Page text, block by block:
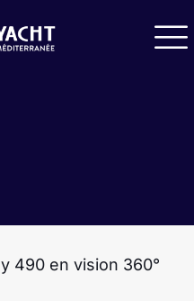
490 en vision 360°